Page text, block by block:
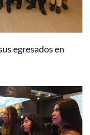
egresados en